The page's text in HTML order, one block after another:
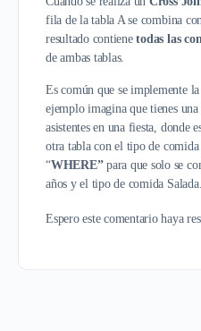
fila de la tabla A se combina
resultado contienetodas las
de ambas tablas.
Es común que se implemente
ejemplo imagina que tienes
asistentes en una fiesta, donde
otra tabla con el tipo de comida
“WHERE”para que solo se
años y el tipo de comida Salada.
Espero este comentario haya